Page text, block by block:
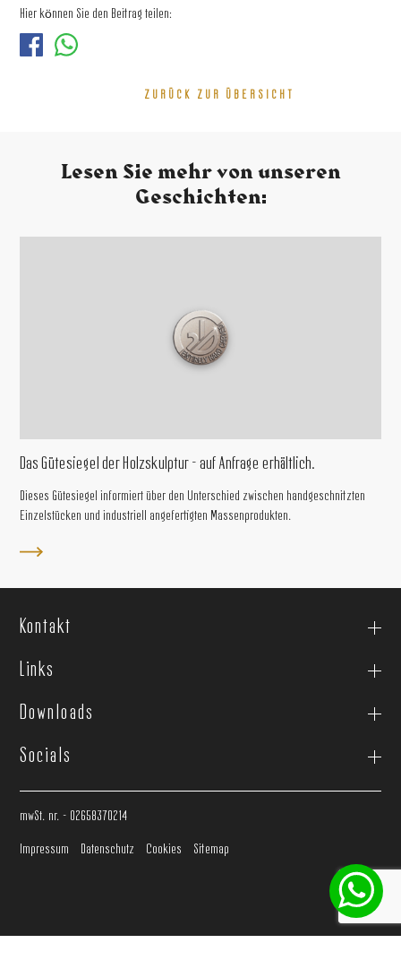
Hier können Sie den Beitrag teilen:
ZURÜCK ZUR ÜBERSICHT
Lesen Sie mehr von unseren
Geschichten:
Das Gütesiegel der Holzskulptur - auf Anfrage erhältlich.
Dieses Gütesiegel informiert über den Unterschied zwischen handgeschnitzten
Einzelstücken und industriell angefertigten Massenprodukten.
Kontakt
Links
Downloads
Socials
mwSt. nr. - 02658370214
Impressum Datenschutz Cookies Sitemap